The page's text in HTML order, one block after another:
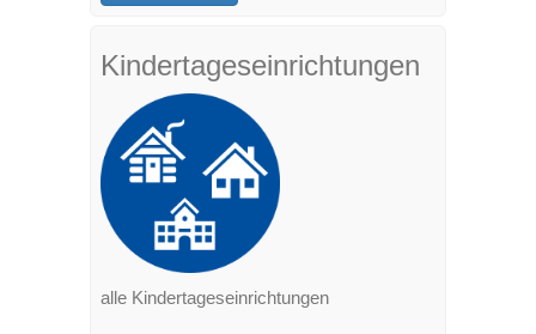
Kindertageseinrichtungen
alle Kindertageseinrichtungen